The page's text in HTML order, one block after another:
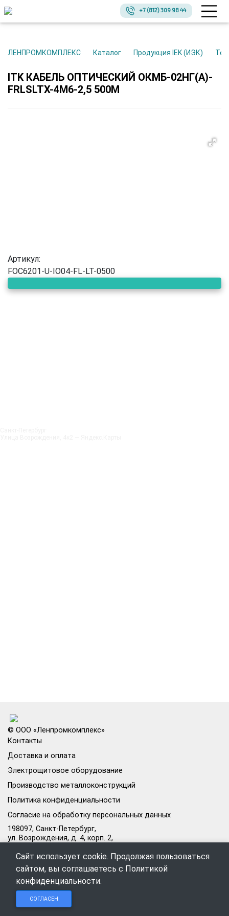
+7 (812) 309 98 44
ЛЕНПРОМКОМПЛЕКС Каталог Продукция IEK (ИЭК)
ITK КАБЕЛЬ ОПТИЧЕСКИЙ ОКМБ-02НГ(А)-
FRLSLTX-4М6-2,5 500М
Артикул:
FOC6201-U-IO04-FL-LT-0500
© ООО «Ленпромкомплекс»
Контакты
Доставка и оплата
Электрощитовое оборудование
Производство металлоконструкций
Политика конфиденциальности
Согласие на обработку персональных данных
198097, Санкт-Петербург,
ул. Возрождения, д. 4, корп. 2,
Режим работы офиса:
Пн–Пт: 09:00–18:00
+7 (812) 309-98-44
Сайт использует cookie. Продолжая пользоваться
сайтом, вы соглашаетесь с Политикой
конфиденциальности.
СОГЛАСЕН